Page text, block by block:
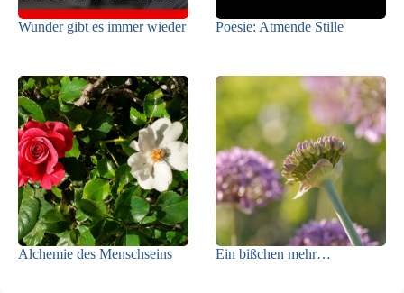
Wunder gibt es immer wieder Poesie: Atmende Stille
Alchemie des Menschseins Ein bißchen mehr…